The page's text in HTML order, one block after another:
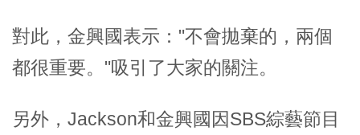
對此，金興國表示："不會拋棄的，兩個
都很重要。"吸引了大家的關注。
另外，Jackson和金興國因SBS綜藝節目